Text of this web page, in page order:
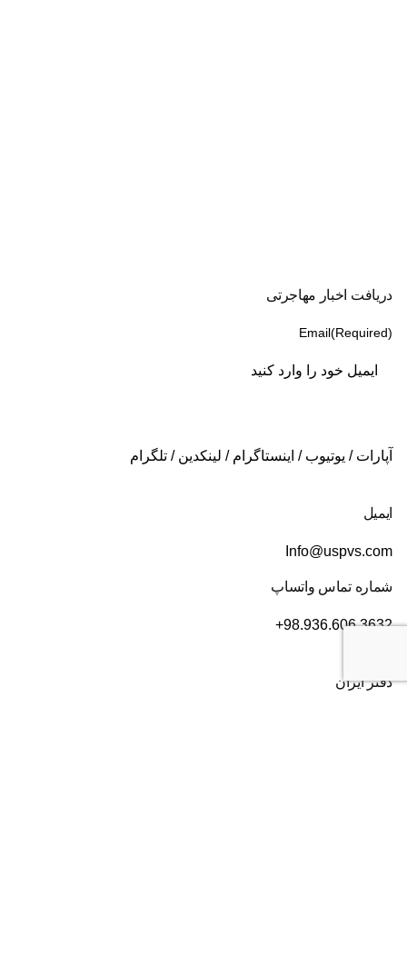
دریافت اخبار مهاجرتی
Email(Required)
آپارات / یوتیوب / اینستاگرام / لینکدین / تلگرام
ایمیل
Info@uspvs.com
شماره تماس واتساپ
+98.936.606.3632
دفتر ایران